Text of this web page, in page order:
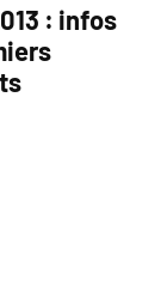
: infos